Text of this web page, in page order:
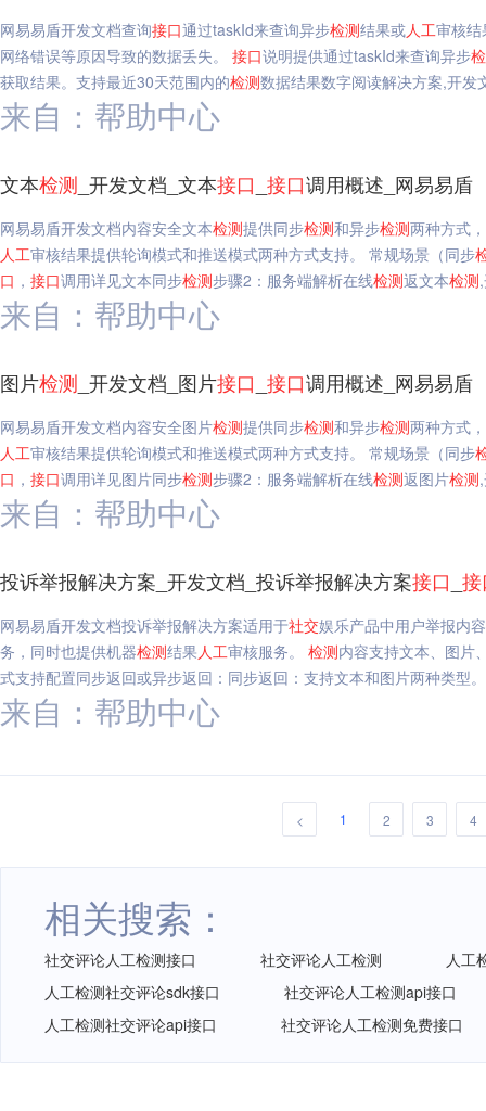
网易易盾开发文档查询接口通过taskId来查询异步检测结果或人工审核
网络错误等原因导致的数据丢失。 接口说明提供通过taskId来查询异步
获取结果。支持最近30天范围内的检测数据结果数字阅读解决方案,开发
来自：帮助中心
文本检测 _开发文档_文本接口 接口调用概述_网易易盾
网易易盾开发文档内容安全文本检测提供同步检测和异步检测两种方式
人工审核结果提供轮询模式和推送模式两种方式支持。 常规场景（同步
口 ， 接口调用详见文本同步检测步骤2：服务端解析在线检测返文本检测
来自：帮助中心
图片检测 _开发文档_图片接口 接口调用概述_网易易盾
网易易盾开发文档内容安全图片检测提供同步检测和异步检测两种方式
人工审核结果提供轮询模式和推送模式两种方式支持。 常规场景（同步
口 ， 接口调用详见图片同步检测步骤2：服务端解析在线检测返图片检测
来自：帮助中心
投诉举报解决方案_开发文档_投诉举报解决方案接口
网易易盾开发文档投诉举报解决方案适用于社交娱乐产品中用户举报内
务，同时也提供机器检测结果人工审核服务。 检测内容支持文本、图片
式支持配置同步返回或异步返回：同步返回：支持文本和图片两种类型
述
来自：帮助中心
< 1 2 3 4
相关搜索：
社交评论人工检测接口 社交评论人工检测
人工
人工检测社交评论sdk接口
社交评论人工检测api接口
人工检测社交评论api接口
社交评论人工检测免费接口